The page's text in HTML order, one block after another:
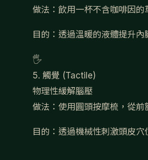
做法： 飲用一杯不含咖啡因的
目的： 透過溫暖的液體提升內
🖐️
5. 觸覺 (Tactile)
物理性緩解腦壓
做法： 使用圓頭按摩梳，從前
目的： 透過機械性刺激頭皮穴